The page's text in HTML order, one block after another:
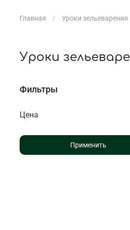
Главная Уроки зельеварения
Уроки
Фильтры
Цена
Применить